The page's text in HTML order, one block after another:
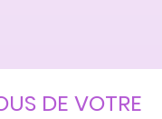
DE VOTRE